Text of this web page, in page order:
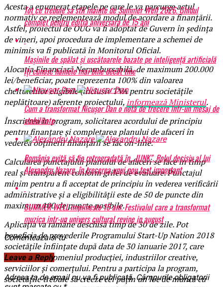
Acesta a enumerat etapele pe care le va parcurge actul
normativ ce reglementează modul de acordare a finanțării.
Astfel, proiectul de OUG va fi adoptat de Guvern în ședința
de vineri, apoi procedura de implementare a schemei de
minimis va fi publicată în Monitorul Oficial.
Alocaţia Financiară Nerambursabilă, de maximum 200.000
lei/beneficiar, poate reprezenta 100% din valoarea
cheltuielilor eligibile (inclusiv TVA pentru societățile
neplătitoare) aferente proiectului,informează Ministerul.
Înscrierea în program, solicitarea acordului de principiu
pentru finanţare şi completarea planului de afaceri în
vederea obţinerii finanţării se fac on-line.
Calcularea punctajului planului de afaceri se face în timp
real şi transparent conform grilei de evaluare. Punctajul
minim pentru a fi acceptat de principiu în vederea verificării
administrative şi a eligibilităţii este de 50 de puncte din
maximum 100 de puncte posibile.
Aplicația va rămâne deschisă timp de 30 de zile. Pot
beneficia de prevederile Programului Start-Up Nation 2018
societăţile înființate după data de 30 ianuarie 2017, care
activează în domeniul producției, industriilor creative,
serviciilor și comerțului. Pentru a participa la program,
societățile trebuie să creeze cel puțin un loc de muncă cu
Tot ce trebuie sa stii inainte de Summer Well 2026. Ghidul
complet pentru editia aniversara de 15 ani
Mașinile de spălat și uscătoarele bazate pe inteligență artificială
îți cunosc hainele mai bine decât tine
Cum a transformat Nicușor Dan o notă de trecere într-un mesaj de
stabilitate
România evită să fie retrogradată în „JUNK”. Rolul decisiv al lui
Alexandru Nazare, în trecerea unui nou test important
SUMMER WELL implineste 15 ani. Festivalul care a transformat
muzica intr-un univers cultural revine in august
Comenteaza si tu
Leave a Reply
Adresa ta de email nu va fi publicată. Câmpurile obligatorii